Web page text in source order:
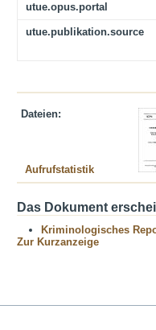
utue.opus.portal
utue.publikation.source
Dateien:
Aufrufstatistik
Das Dokument
Kriminologisches
Zur Kurzanzeige